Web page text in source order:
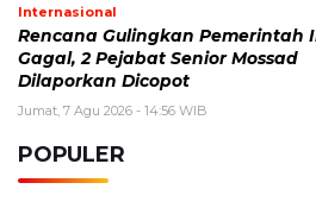
eDabu BPJS Kesehatan
dan Panduan Layanan Badan
Selasa, 4 Agustus 2026 - 09:42 WIB
Pabrik Gula Indonesia Terus